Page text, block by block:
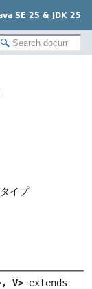
SE 25 & JDK 25
イプ
V>